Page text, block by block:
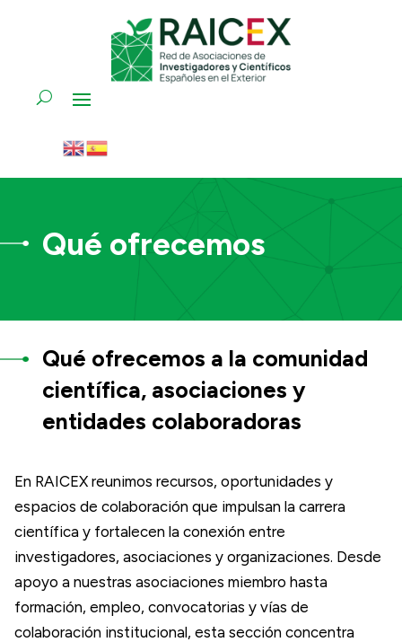
Qué ofrecemos
Qué ofrecemos a la comunidad
científica, asociaciones y
entidades colaboradoras
En RAICEX reunimos recursos, oportunidades y
espacios de colaboración que impulsan la carrera
científica y fortalecen la conexión entre
investigadores, asociaciones y organizaciones. Desde
apoyo a nuestras asociaciones miembro hasta
formación, empleo, convocatorias y vías de
colaboración institucional, esta sección concentra